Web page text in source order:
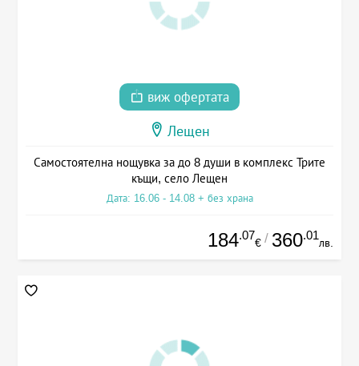
виж офертата
Лещен
Самостоятелна нощувка за до 8 души в комплекс Трите
къщи, село Лещен
Дата: 16.06 - 14.08 + без храна
184.07
€ / 360.01
лв.